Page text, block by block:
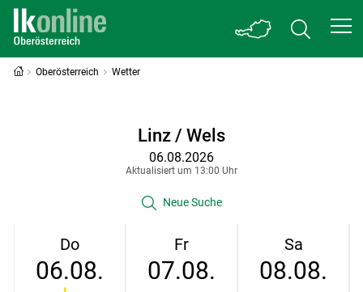
Oberösterreich Wetter
Linz / Wels
06.08.2026
Aktualisiert um 13:00 Uhr
Neue Suche
Do
06.08.
Fr
07.08.
Sa
08.08.